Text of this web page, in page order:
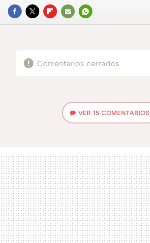
FACEBOOK
TWITTERFLIPBOARD
E-
WHATSAPP
Comentarios cerrados
VER15 COMENTARIOS